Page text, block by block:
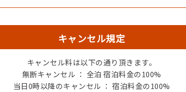
和室
キャンセル規定
キャンセル料は以下の通り頂きます。
無断キャンセル ： 全泊 宿泊料金の100%
当日0時以降のキャンセル ： 宿泊料金の100%